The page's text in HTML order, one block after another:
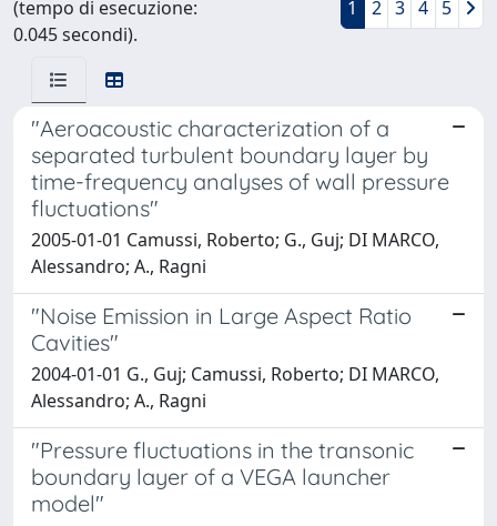
(tempo di esecuzione:
0.045 secondi).
1 2 3 4 5
"Aeroacoustic characterization of a
separated turbulent boundary layer by
time-frequency analyses of wall pressure
fluctuations"
2005-01-01 Camussi, Roberto; G., Guj; DI MARCO,
Alessandro; A., Ragni
"Noise Emission in Large Aspect Ratio
Cavities"
2004-01-01 G., Guj; Camussi, Roberto; DI MARCO,
Alessandro; A., Ragni
"Pressure fluctuations in the transonic
boundary layer of a VEGA launcher
model"